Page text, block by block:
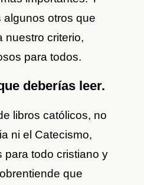
otros que
nuestro criterio,
para todos.
deberías leer.
libros católicos, no
ni el Catecismo,
para todo cristiano y
que